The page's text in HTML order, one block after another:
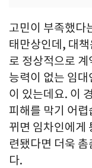
고민이 부족했다
태만상인데, 대
로 정상적으로
능력이 없는 임
이 있는데요. 이
피해를 막기 어
뀌면 임차인에게
련됐다면 더욱
다.